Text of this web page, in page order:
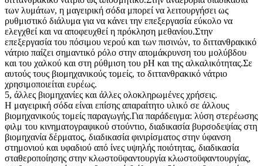
των λυμάτων, η μαγειρική σόδα μπορεί να λειτουργήσει ως
ρυθμιστικό διάλυμα για να κάνει την επεξεργασία εύκολο να
ελεγχθεί και να αποφευχθεί η πρόκληση μεθανίου.Στην
επεξεργασία του πόσιμου νερού και των πισινών, το διττανθρακικό
νάτριο παίζει σημαντικό ρόλο στην απομάκρυνση του μολύβδου
και του χαλκού και στη ρύθμιση του pH και της αλκαλικότητας.Σε
αυτούς τους βιομηχανικούς τομείς, το διττανθρακικό νάτριο
χρησιμοποιείται ευρέως.
5, άλλες βιομηχανίες και άλλες ολοκληρωμένες χρήσεις.
Η μαγειρική σόδα είναι επίσης απαραίτητο υλικό σε άλλους
βιομηχανικούς τομείς παραγωγής.Για παράδειγμα: λύση στερέωσης
φιλμ του κινηματογραφικού στούντιο, διαδικασία βυρσοδεψίας στη
βιομηχανία δέρματος, διαδικασία φινιρίσματος στην ύφανση
στημονιού και υφαδιού από ίνες υψηλής ποιότητας, διαδικασία
σταθεροποίησης στην κλωστοϋφαντουργία κλωστοϋφαντουργίας,